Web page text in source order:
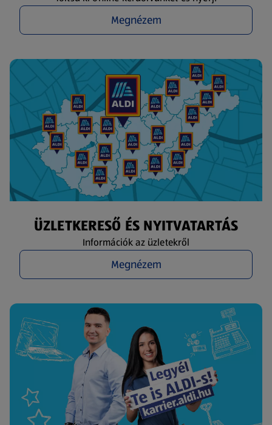
Megnézem
ÜZLETKERESŐ ÉS NYITVATARTÁS
Információk az üzletekről
Megnézem